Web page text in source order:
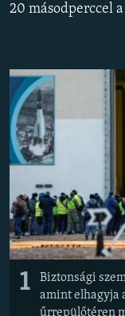
VILÁG
A MÚLT
KÖVESSEN MINKET!
Valamennyi
20 másodperccel
1
Biztonsági
amint elhagyja
űrrepülőtéren